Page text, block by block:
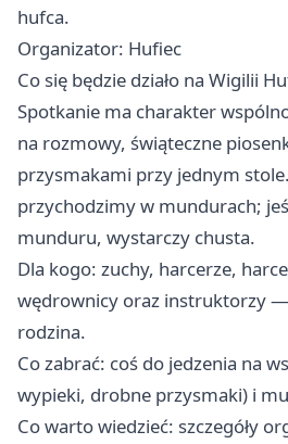
hufca.
Organizator: Hufiec
Co się będzie działo na Wigilii
Spotkanie ma charakter
na rozmowy, świąteczne
przysmakami przy jednym
przychodzimy w mundurach;
munduru, wystarczy chusta.
Dla kogo: zuchy, harcerze,
wędrownicy oraz instruktorzy —
rodzina.
Co zabrać: coś do jedzenia na
wypieki, drobne przysmaki) i
Co warto wiedzieć: szczegóły